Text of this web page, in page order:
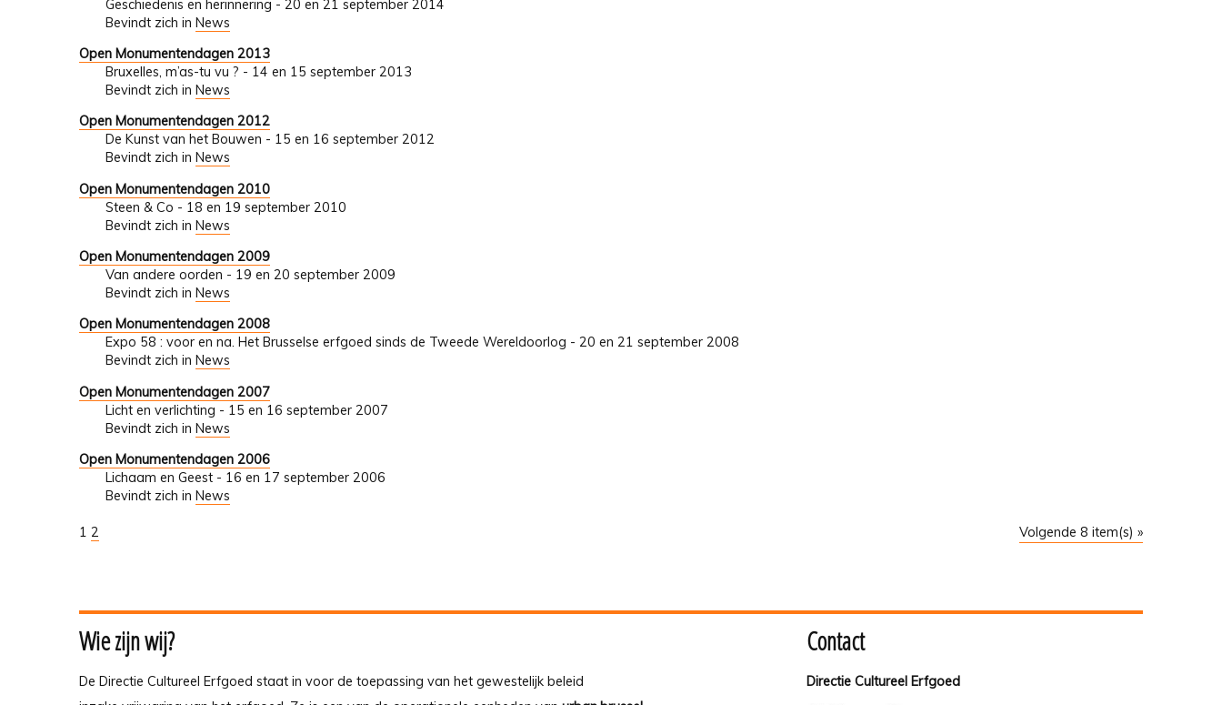
Geschiedenis en herinnering - 20 en 21 september 2014
Bevindt zich in News
Open Monumentendagen 2013
Bruxelles, m’as-tu vu ? - 14 en 15 september 2013
Bevindt zich in News
Open Monumentendagen 2012
De Kunst van het Bouwen - 15 en 16 september 2012
Bevindt zich in News
Open Monumentendagen 2010
Steen & Co - 18 en 19 september 2010
Bevindt zich in News
Open Monumentendagen 2009
Van andere oorden - 19 en 20 september 2009
Bevindt zich in News
Open Monumentendagen 2008
Expo 58 : voor en na. Het Brusselse erfgoed sinds de Tweede Wereldoorlog - 20 en 21 september 2008
Bevindt zich in News
Open Monumentendagen 2007
Licht en verlichting - 15 en 16 september 2007
Bevindt zich in News
Open Monumentendagen 2006
Lichaam en Geest - 16 en 17 september 2006
Bevindt zich in News
Volgende 8 item(s) »
1 2
Wie zijn wij?
De Directie Cultureel Erfgoed staat in voor de toepassing van het gewestelijk beleid
Contact
Directie Cultureel Erfgoed